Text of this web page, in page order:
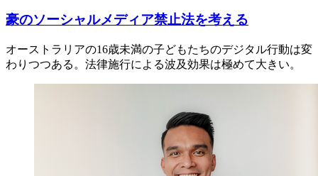
豪のソーシャルメディア禁止法を考える
オーストラリアの16歳未満の子どもたちのデジタル行動は変
わりつつある。法律施行による波及効果は極めて大きい。